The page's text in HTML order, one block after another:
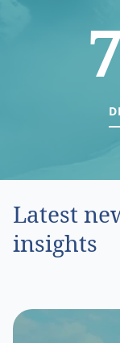
Latest
insights